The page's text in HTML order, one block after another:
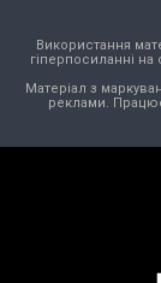
Використання
гіперпосиланні на
Матеріал з
реклами.